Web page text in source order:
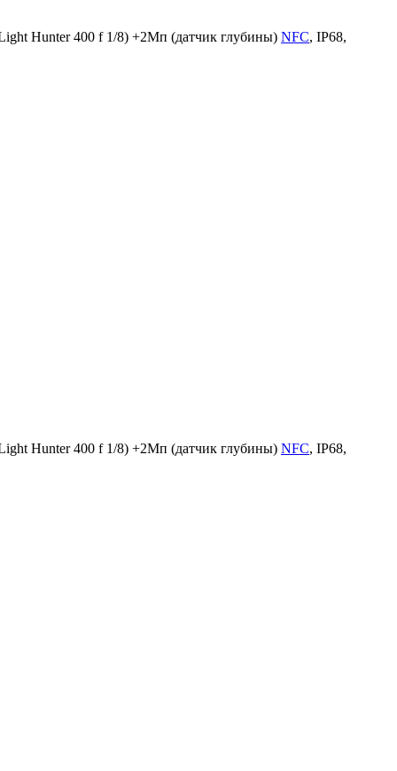
Hunter 400 f 1/8) +2Мп (датчик глубины) NFC, IP68,
Hunter 400 f 1/8) +2Мп (датчик глубины) NFC, IP68,